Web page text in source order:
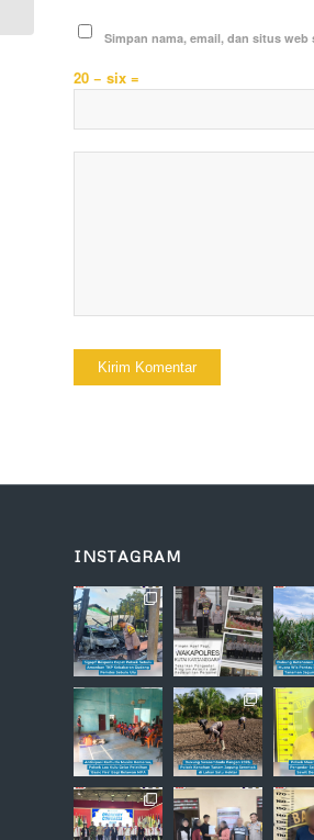
Simpan nama, email, dan situs
20 − six =
INSTAGRAM